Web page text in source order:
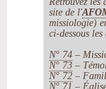
site de l'
missiologie)
ci-dessous
N° 74 –
N° 73 –
N° 72 –
N° 71 –